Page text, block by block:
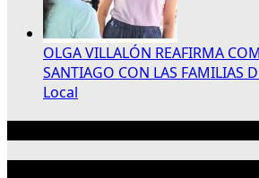
OLGA VILLALÓN REAFIRMA
SANTIAGO CON LAS FAMILIAS
Local